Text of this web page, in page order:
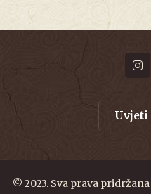
Uvjeti
© 2023. Sva prava